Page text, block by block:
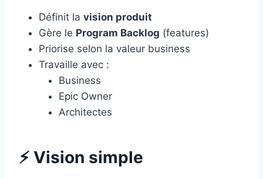
Définit la vision produit
Gère le Program Backlog (features)
Priorise selon la valeur business
Travaille avec :
Business
Epic Owner
Architectes
⚡ Vision simple